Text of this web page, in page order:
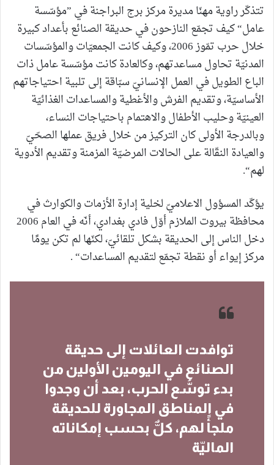
تتذكّر راوية مهنّا مديرة مركز برج البراجنة في ”مؤسّسة
عامل“ كيف تجمّع النازحون في حديقة الصنائع بأعداد كبيرة
خلال حرب تمّوز 2006، وكيف كانت الجمعيّات والمؤسّسات
المدنيّة تحاول مساعدتهم، وكالعادة كانت مؤسّسة عامل ذات
الباع الطويل في العمل الإنسانيّ سبّاقة إلى تلبية احتياجاتهم
الأساسيّة، وتقديم الفرش والأغطية والمساعدات الغذائيّة
العينيّة وحليب الأطفال والاهتمام باحتياجات النساء،
وبالدرجة الأولى كان التركيز من خلال فريق عملها الصحّيّ
والعيادة النقّالة على الحالات المرضيّة المزمنة وتقديم الأدوية
لهم“.
يؤكّد المسؤول الاعلاميّ لخلية إدارة الأزمات والكوارث في
محافظة بيروت الملازم أوّل فادي بغدادي، أنّه في العام 2006
دخل الناس إلى الحديقة بشكل تلقائيّ، لكنّها لم تكن يومًا
مركز إيواء أو نقطة تجمّع لتقديم المساعدات“ .
توافدت العائلات إلى حديقة
الصنائع في اليومين الأولين من
بدء توسُّع الحرب، بعد أن وجدوا
في المناطق المجاورة للحديقة
ملجأً لهم، كلٌّ بحسب إمكاناته
الماليّة